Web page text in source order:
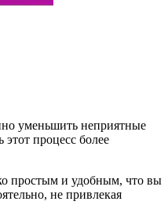
уменьшить неприятные
процесс более
простым и удобным, что вы
не привлекая